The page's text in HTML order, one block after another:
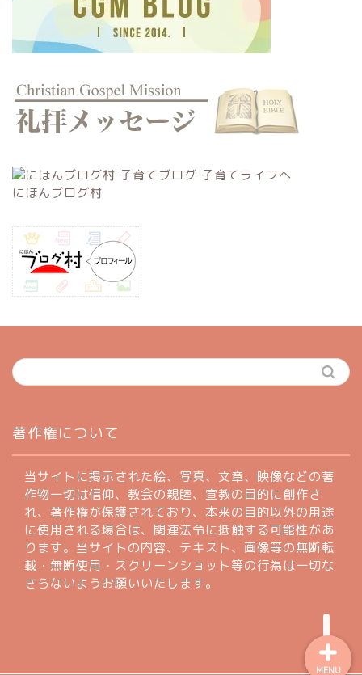
にほんブログ村
著作権について
当サイトに掲示された絵、写真、文章、映像などの著
作物一切は信仰、教会の親睦、宣教の目的に創作さ
れ、著作権が保護されており、本来の目的以外の用途
に使用される場合は、関連法令に抵触する可能性があ
ります。当サイトの内容、テキスト、画像等の無断転
載・無断使用・スクリーンショット等の行為は一切な
さらないようお願いいたします。
MENU
profile
著作権について
お問い合わせフォーム